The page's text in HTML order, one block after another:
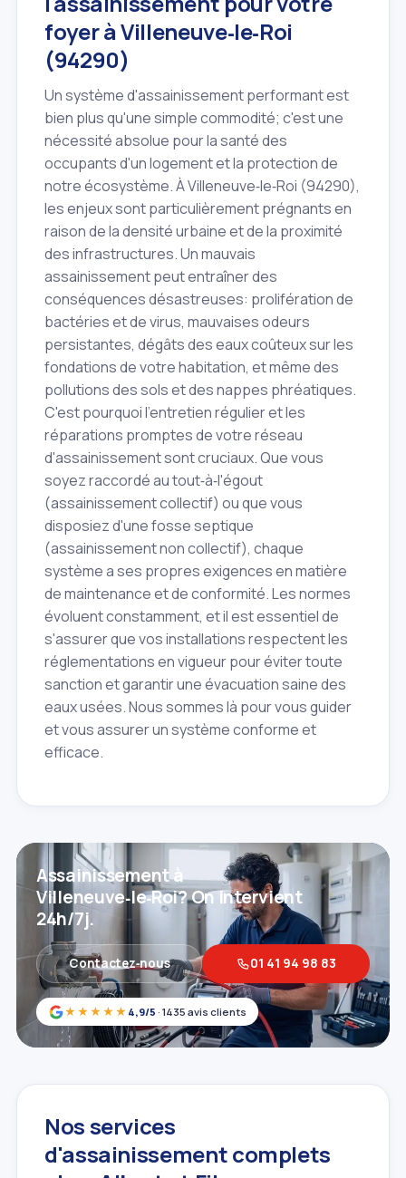
foyer à Villeneuve‑le‑Roi
(94290)
Un système d'assainissement performant est
bien plus qu'une simple commodité; c'est une
nécessité absolue pour la santé des
occupants d'un logement et la protection de
notre écosystème. À Villeneuve‑le‑Roi (94290),
les enjeux sont particulièrement prégnants en
raison de la densité urbaine et de la proximité
des infrastructures. Un mauvais
assainissement peut entraîner des
conséquences désastreuses: prolifération de
bactéries et de virus, mauvaises odeurs
persistantes, dégâts des eaux coûteux sur les
fondations de votre habitation, et même des
pollutions des sols et des nappes phréatiques.
C'est pourquoi l'entretien régulier et les
réparations promptes de votre réseau
d'assainissement sont cruciaux. Que vous
soyez raccordé au tout‑à‑l'égout
(assainissement collectif) ou que vous
disposiez d'une fosse septique
(assainissement non collectif), chaque
système a ses propres exigences en matière
de maintenance et de conformité. Les normes
évoluent constamment, et il est essentiel de
s'assurer que vos installations respectent les
réglementations en vigueur pour éviter toute
sanction et garantir une évacuation saine des
eaux usées. Nous sommes là pour vous guider
et vous assurer un système conforme et
efficace.
★★★★★ 4,9/5 · 1435 avis clients
Assainissement à
Villeneuve‑le‑Roi? On intervient
24h/7j.
Contactez‑nous 01 41 94 98 83
Nos services
d'assainissement complets